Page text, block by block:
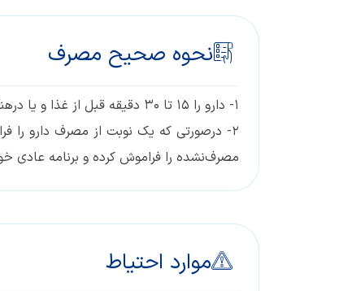
نحوه صحیح مصرف
۱- دارو را ۱۵ تا ۳۰ دقیقه قبل از غذا و یا درهنگام خواب مصرف نمایید.
۲- درصورتی که یک نوبت از مصرف دارو را
مصرف‌نشده را فراموش کرده و برنامه عادی
موارد احتیاط